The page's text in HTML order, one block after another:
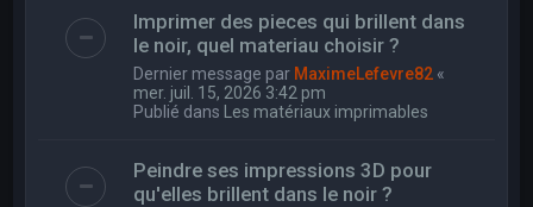
Imprimer des pieces qui brillent dans
le noir, quel materiau choisir ?
Dernier message par MaximeLefevre82 «
mer. juil. 15, 2026 3:42 pm
Publié dans Les matériaux imprimables
Peindre ses impressions 3D pour
qu'elles brillent dans le noir ?